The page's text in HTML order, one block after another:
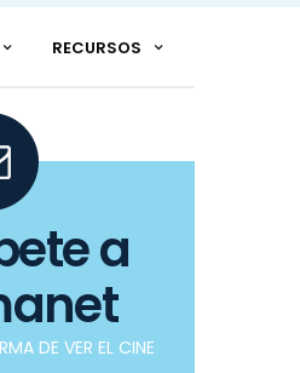
RECURSOS
a
DE VER EL CINE